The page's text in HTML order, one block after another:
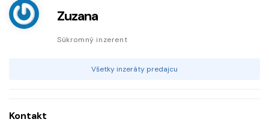
Zuzana
Súkromný inzerent
Všetky inzeráty predajcu
Kontakt